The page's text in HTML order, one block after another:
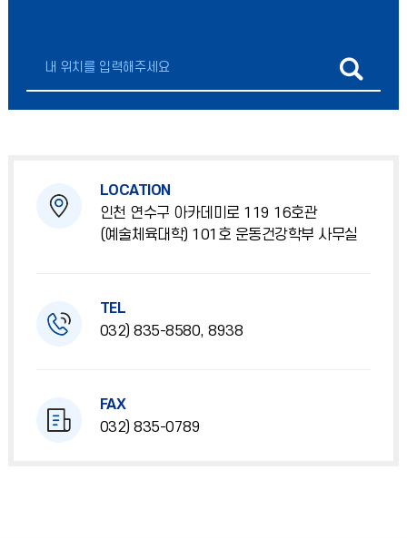
LOCATION
인천 연수구 아카데미로 119 16호관
(예술체육대학) 101호 운동건강학부 사무실
TEL
032) 835-8580, 8938
FAX
032) 835-0789